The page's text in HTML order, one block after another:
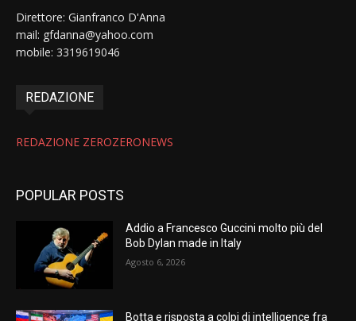
Direttore: Gianfranco D'Anna
mail: gfdanna@yahoo.com
mobile: 3319619046
REDAZIONE
REDAZIONE ZEROZERONEWS
POPULAR POSTS
Addio a Francesco Guccini molto più del
Bob Dylan made in Italy
Agosto 6, 2026
Botta e risposta a colpi di intelligence fra